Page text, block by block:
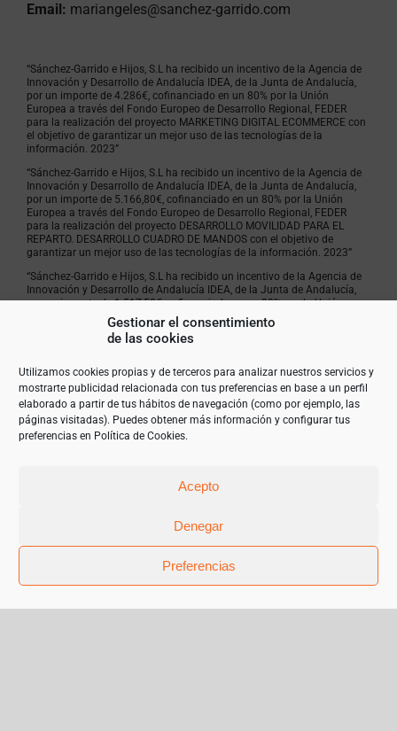
Gestionar el consentimiento
de las cookies
Utilizamos cookies propias y de terceros para analizar nuestros servicios y
mostrarte publicidad relacionada con tus preferencias en base a un perfil
elaborado a partir de tus hábitos de navegación (como por ejemplo, las
páginas visitadas). Puedes obtener más información y configurar tus
preferencias en Política de Cookies.
Acepto
Denegar
Preferencias
Email: mariangeles@sanchez-garrido.com
“Sánchez-Garrido e Hijos, S.L ha recibido un incentivo de la Agencia de
Innovación y Desarrollo de Andalucía IDEA, de la Junta de Andalucía,
por un importe de 4.286€, cofinanciado en un 80% por la Unión
Europea a través del Fondo Europeo de Desarrollo Regional, FEDER
para la realización del proyecto MARKETING DIGITAL ECOMMERCE con
el objetivo de garantizar un mejor uso de las tecnologías de la
información. 2023”
“Sánchez-Garrido e Hijos, S.L ha recibido un incentivo de la Agencia de
Innovación y Desarrollo de Andalucía IDEA, de la Junta de Andalucía,
por un importe de 5.166,80€, cofinanciado en un 80% por la Unión
Europea a través del Fondo Europeo de Desarrollo Regional, FEDER
para la realización del proyecto DESARROLLO MOVILIDAD PARA EL
REPARTO. DESARROLLO CUADRO DE MANDOS con el objetivo de
garantizar un mejor uso de las tecnologías de la información. 2023”
“Sánchez-Garrido e Hijos, S.L ha recibido un incentivo de la Agencia de
Innovación y Desarrollo de Andalucía IDEA, de la Junta de Andalucía,
por un importe de 1.517,50€, cofinanciado en un 80% por la Unión
Europea a través del Fondo Europeo de Desarrollo Regional, FEDER
para la realización del proyecto POTENCIACIÓN Y MEJORA
ECOMMERCE. NUEVO SERVIDOR Y OPTIMIZACIÓN ALMACENAJE con el
información. 2023”
Contacto|Proveedores|Productos|Política de privacidad|